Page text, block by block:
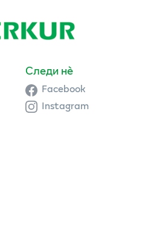
Следи нè
Facebook
Instagram